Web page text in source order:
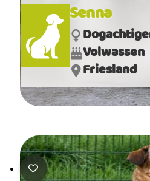
Senna
Volwassen
Friesland